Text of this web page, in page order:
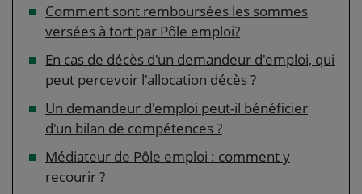
Comment sont remboursées les sommes
versées à tort par Pôle emploi?
En cas de décès d'un demandeur d'emploi, qui
peut percevoir l'allocation décès ?
Un demandeur d'emploi peut-il bénéficier
d'un bilan de compétences ?
Médiateur de Pôle emploi : comment y
recourir ?